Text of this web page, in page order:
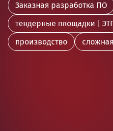
Заказная разработка ПО
тендерные площадки |
производство
сложная